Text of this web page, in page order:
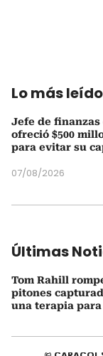
Lo más leído
Jefe de finanzas
ofreció $500
para evitar su
07/08/2026
Últimas
Tom Rahill
pitones
una terapia